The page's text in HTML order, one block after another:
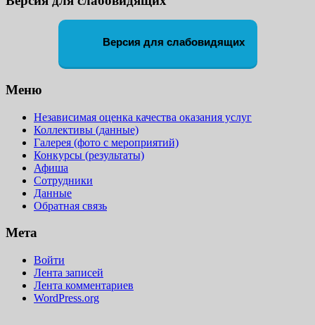
Версия для слабовидящих
Меню
Независимая оценка качества оказания услуг
Коллективы (данные)
Галерея (фото с мероприятий)
Конкурсы (результаты)
Афиша
Сотрудники
Данные
Обратная связь
Мета
Войти
Лента записей
Лента комментариев
WordPress.org